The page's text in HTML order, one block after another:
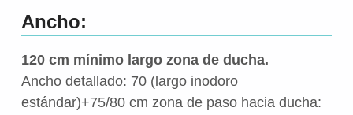
Ancho:
120 cm mínimo largo zona de ducha.
Ancho detallado: 70 (largo inodoro
estándar)+75/80 cm zona de paso hacia ducha: